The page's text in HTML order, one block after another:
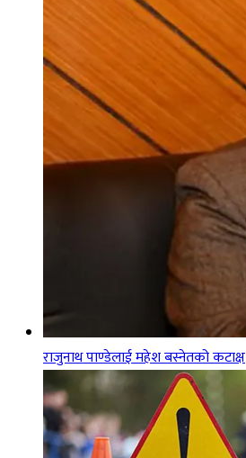
राजुनाथ पाण्डेलाई महेश बस्नेतको कटाक्ष